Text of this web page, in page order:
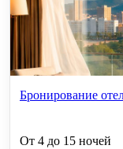
Бронирование
От 4 до 15 ночей